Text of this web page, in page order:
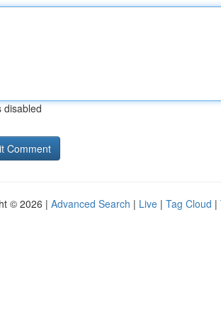
disabled
© 2026 | Advanced Search | Live | Tag Cloud |